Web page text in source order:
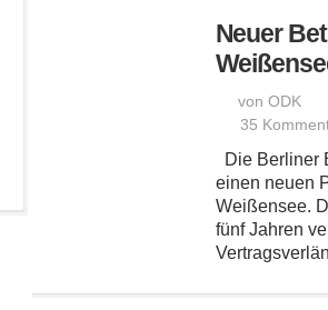
Neuer
von ODK
35
Die Berliner
einen neuen
Weißensee.
fünf Jahren